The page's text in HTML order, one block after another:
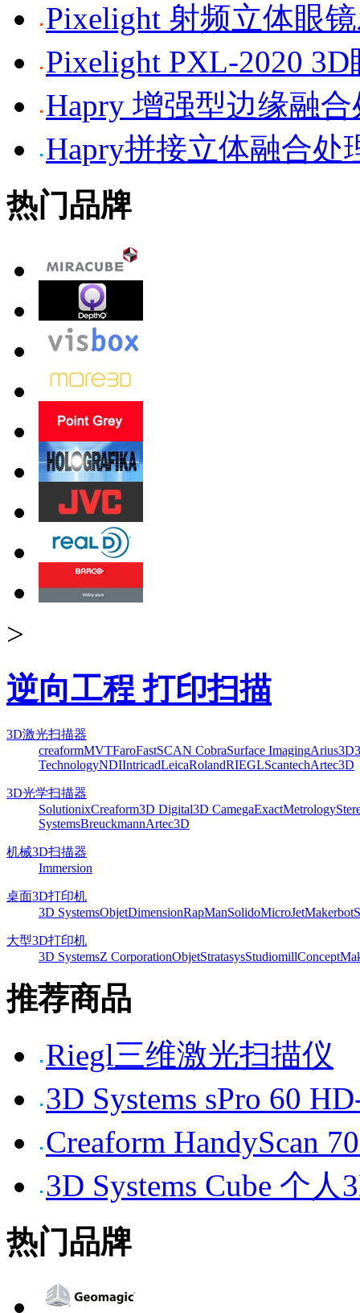
Pixelight 射频立体眼
Pixelight PXL-2020 3D
Hapry 增强型边缘融
Hapry拼接立体融合处
热门品牌
>
逆向工程 打印扫描
3D激光扫描器
creaformMVTFaroFastSCAN CobraSurface ImagingArius3D
TechnologyNDIIntricadLeicaRolandRIEGLScantechArtec3D
3D光学扫描器
SolutionixCreaform3D Digital3D CamegaExactMetrology
SystemsBreuckmannArtec3D
机械3D扫描器
Immersion
桌面3D打印机
3D SystemsObjetDimensionRapManSolidoMicroJetMakerbot
大型3D打印机
3D SystemsZ CorporationObjetStratasysStudiomillConcept
推荐商品
Riegl三维激光扫描仪
3D Systems sPro 60
Creaform HandyScan
3D Systems Cube 个人
热门品牌